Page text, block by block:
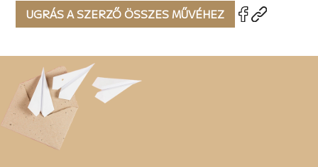
UGRÁS A SZERZŐ ÖSSZES MŰVÉHEZ